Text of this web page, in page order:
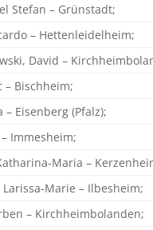
Stefan – Grünstadt;
– Hettenleidelheim;
David –
– Bischheim;
– Eisenberg (Pfalz);
Immesheim;
Maria –
Marie – Ilbesheim;
– Kirchheimbolanden;